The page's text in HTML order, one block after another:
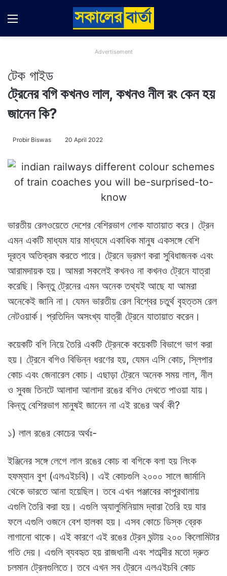
Menu
Advertisement
টেক গাইড
ট্রেনের বগি কখনও লাল, কখনও নীল রং কেন হয়
জানেন কি?
Probir Biswas 20 April 2022
ভারতীয় রেলওয়েতে দেশের বেশিরভাগ লোক যাতায়াত করে। ট্রেন
এমন একটি মাধ্যম যার মাধ্যমে একাধিক মানুষ একসঙ্গে বেশি
দূরত্ব অতিক্রম করতে পারে। ট্রেনে ভ্রমণ করা সুবিধাজনক এবং
আরামদায়ক হয়। আমরা সকলেই কখনও না কখনও ট্রেনে যাত্রা
করেছি। কিন্তু ট্রেনের এমন অনেক তথ্যই আছে যা আমরা
অনেকেই জানি না। যেমন ভারতীয় রেল বিশ্বের চতুর্থ বৃহত্তম রেল
নেটওয়ার্ক। প্রতিদিন অসংখ্য যাত্রী ট্রেনে যাতায়াত করেন।
কয়েকটি বগি নিয়ে তৈরি একটি ট্রেনকে কয়েকটি বিভাগে ভাগ করা
হয়। ট্রেনে বগিও বিভিন্ন ধরণের হয়, যেমন এসি কোচ, স্লিপার
কোচ এবং জেনারেল কোচ। এছাড়া ট্রেনে অনেক সময় লাল, নীল
ও সুবজ তিনটে আলাদা আলাদা রঙের বগিও দেখতে পাওয়া যায়।
কিন্তু বেশিরভাগ মানুষই জানেন না এই রঙের অর্থ কী?
১) লাল রঙের কোচের অর্থঃ-
ইঞ্জিনের সঙ্গে লেগে লাল রঙের কোচ বা বগিকে বলা হয় লিংক
হফম্যান বুশ (এলএইচবি)। এই কোচগুলি ২০০০ সালে জার্মানি
থেকে ভারতে আনা হয়েছিল। তবে এখন পঞ্জাবের কাপুরথালায়
এগুলি তৈরি করা হয়। এগুলি অ্যালুমিনিয়াম দ্বারা তৈরি হয় যার
ফলে এগুলি ওজনে বেশ হালকা হয়। এসব কোচে ডিস্ক ব্রেক
লাগানো থাকে। এই কারণে এই রঙের ট্রেন ঘন্টায় ২০০ কিলোমিটার
গতি দেয়। এগুলি ব্যবহৃত হয় রাজধানী এবং শতাব্দীর মতো দ্রুত
চলমান ট্রেনগুলিতে। তবে এখন সব ট্রেনে এলএইচবি কোচ